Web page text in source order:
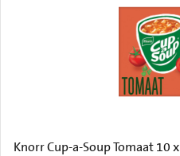
Knorr Cup-a-Soup Tomaat 10